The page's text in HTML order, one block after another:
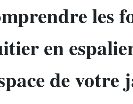
les
en
de votre